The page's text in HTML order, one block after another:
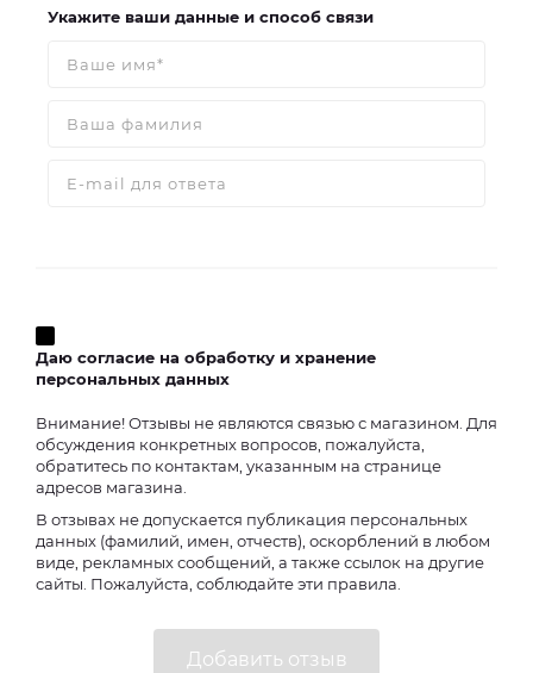
Укажите ваши данные и способ связи
Даю согласие на обработку и хранение
персональных данных
Внимание! Отзывы не являются связью с магазином. Для
обсуждения конкретных вопросов, пожалуйста,
обратитесь по контактам, указанным на странице
адресов магазина.
В отзывах не допускается публикация персональных
данных (фамилий, имен, отчеств), оскорблений в любом
виде, рекламных сообщений, а также ссылок на другие
сайты. Пожалуйста, соблюдайте эти правила.